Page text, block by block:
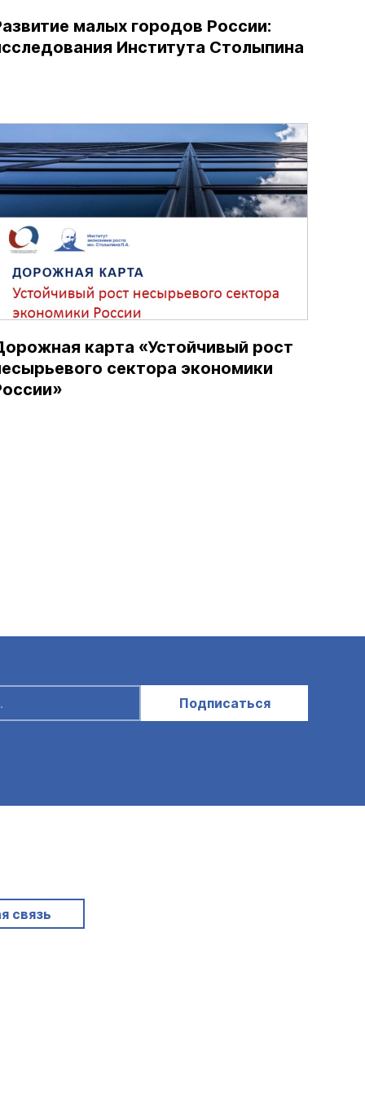
малых городов России:
Института Столыпина
карта «Устойчивый рост
сектора экономики
Подписаться
связь